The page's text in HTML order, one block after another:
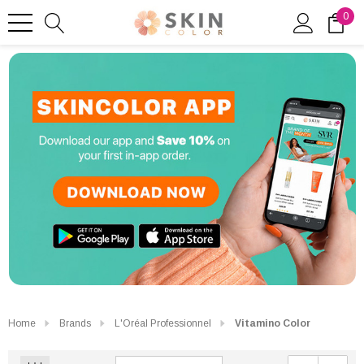
0
Home Brands L'Oréal Professionnel Vitamino Color